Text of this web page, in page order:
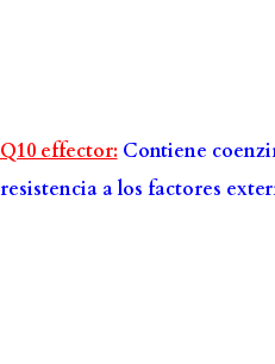
Q10 effector: Contiene
resistencia a los factores